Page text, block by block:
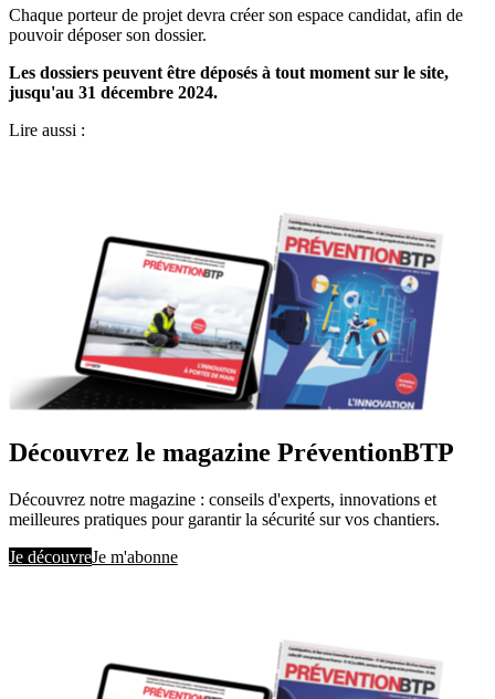
Chaque porteur de projet devra créer son espace candidat, afin de
pouvoir déposer son dossier.
Les dossiers peuvent être déposés à tout moment sur le site,
jusqu'au 31 décembre 2024.
Lire aussi :
Découvrez le magazine PréventionBTP
Découvrez notre magazine : conseils d'experts, innovations et
meilleures pratiques pour garantir la sécurité sur vos chantiers.
Je découvreJe m'abonne